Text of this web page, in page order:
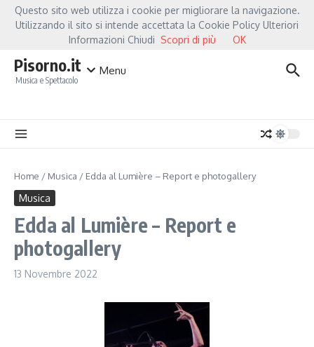
Salta al contenuto
Hot NewsFiorella Mannoia, a Capannori nasce “Anime Salve”: la data zero è un
Pisorno.it
Musica e Spettacolo
Menu
Home / Musica / Edda al Lumière – Report e photogallery
Musica
Edda al Lumière – Report e
photogallery
13 Novembre 2022
Questo sito web utilizza i cookie per migliorare la navigazione.
Utilizzando il sito si intende accettata la Cookie Policy Ulteriori
Informazioni Chiudi Scopri di più OK